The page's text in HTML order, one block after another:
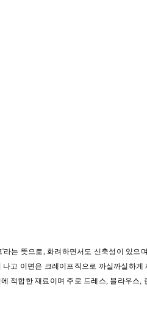
라는 뜻으로, 화려하면서도 신축성이 있으
고 이면은 크레이프직으로 까실까실하게
적합한 재료이며 주로 드레스, 블라우스,